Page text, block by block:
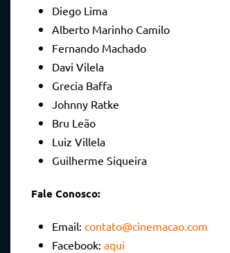
Diego Lima
Alberto Marinho Camilo
Fernando Machado
Davi Vilela
Grecia Baffa
Johnny Ratke
Bru Leão
Luiz Villela
Guilherme Siqueira
Fale Conosco:
Email: contato@cinemacao.com
Facebook: aqui